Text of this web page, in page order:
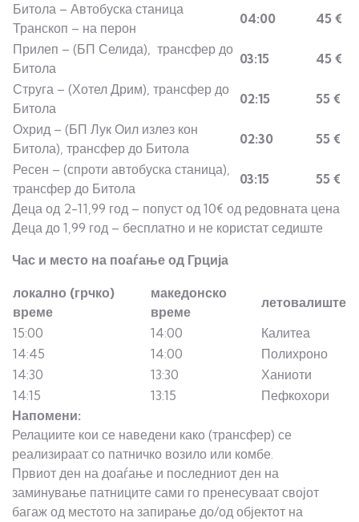
Битола – Автобуска станица
Транскоп – на перон
04:00
45 €
Прилеп – (БП Селида), трансфер до
Битола
03:15
45 €
Струга – (Хотел Дрим), трансфер до
Битола
02:15
55 €
Охрид – (БП Лук Оил излез кон
Битола), трансфер до Битола
02:30
55 €
Ресен – (спроти автобуска станица),
трансфер до Битола
03:15
55 €
Деца од 2-11,99 год – попуст од 10€ од редовната цена
Деца до 1,99 год – бесплатно и не користат седиште
Час и место на поаѓање од Грција
локално (грчко)
време
македонско
време
летовалиште
15:00
14:00
Калитеа
14:45
14:00
Полихроно
14:30
13:30
Ханиоти
14:15
13:15
Пефкохори
Напомени:
Релациите кои се наведени како (трансфер) се
реализираат со патничко возило или комбе.
Првиот ден на доаѓање и последниот ден на
заминување патниците сами го пренесуваат својот
багаж од местото на запирање до/од објектот на